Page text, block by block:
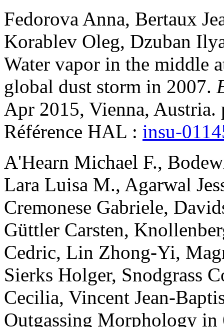
Fedorova Anna, Bertaux
Korablev Oleg, Dzuban
Water vapor in the middle
global dust storm in 2007.
Apr 2015, Vienna, Austria.
Référence HAL : insu-
A'Hearn Michael F.,
Lara Luisa M., Agarwal
Cremonese Gabriele,
Güttler Carsten,
Cedric, Lin Zhong-Yi,
Sierks Holger, Snodgrass
Cecilia, Vincent Jean-
Outgassing Morphology